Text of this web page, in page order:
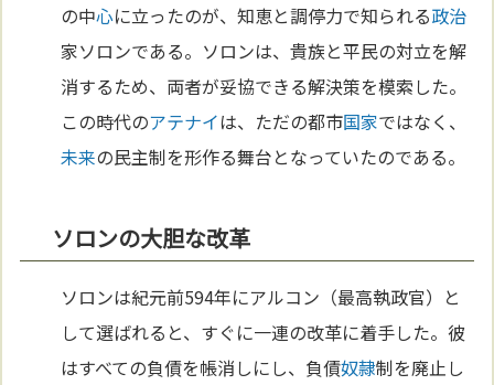
の中心に立ったのが、知恵と調停力で知られる政治
家ソロンである。ソロンは、貴族と平民の対立を解
消するため、両者が妥協できる解決策を模索した。
この時代のアテナイは、ただの都市国家ではなく、
未来の民主制を形作る舞台となっていたのである。
ソロンの大胆な改革
ソロンは紀元前594年にアルコン（最高執政官）と
して選ばれると、すぐに一連の改革に着手した。彼
はすべての負債を帳消しにし、負債奴隷制を廃止し